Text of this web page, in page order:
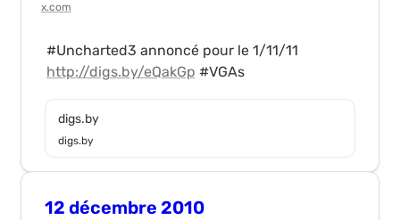
x.com
http://digs.by/eQakGp #VGAs
digs.by
digs.by
12 décembre 2010